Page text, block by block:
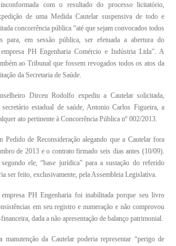
inconformada com o resultado do processo licitatório,
de uma Medida Cautelar suspensiva de todo e
concorrência pública “até que sejam convocados todos
para, em sessão pública, ser efetuada a abertura do
PH Engenharia Comércio e Indústria Ltda”. A
ao Tribunal que fossem revogados todos os atos da
da Secretaria de Saúde.
Dirceu Rodolfo expediu a Cautelar solicitada,
secretário estadual de saúde, Antonio Carlos Figueira, a
ato pertinente à Concorrência Pública nº 002/2013.
Pedido de Reconsideração alegando que a Cautelar fora
de 2013 e o contrato firmado seis dias antes (10/09).
ele, “base jurídica” para a sustação do referido
ser feito, exclusivamente, pela Assembleia Legislativa.
PH Engenharia foi inabilitada porque seu livro
em seu registro e numeração e não comprovou
dada a não apresentação de balanço patrimonial.
da Cautelar poderia representar “perigo de